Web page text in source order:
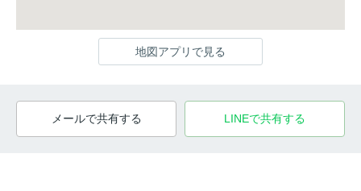
地図アプリで見る
メールで共有する LINEで共有する